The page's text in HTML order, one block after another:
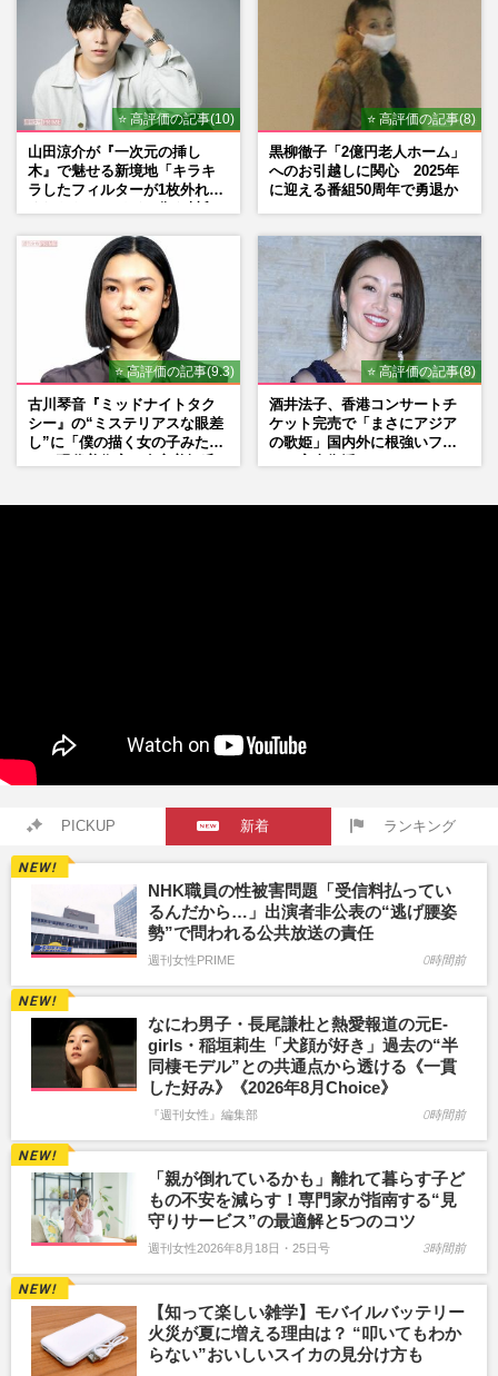
⭐ 高評価の記事(10)
山田涼介が『一次元の挿し
木』で魅せる新境地「キラキ
ラしたフィルターが1枚外れて
⭐ 高評価の記事(8)
黒柳徹子「2億円老人ホーム」
へのお引越しに関心 2025年
に迎える番組50周年で勇退か
⭐ 高評価の記事(9.3)
古川琴音『ミッドナイトタク
シー』の“ミステリアスな眼差
し”に「僕の描く女の子みた
⭐ 高評価の記事(8)
酒井法子、香港コンサートチ
ケット完売で「まさにアジア
の歌姫」国内外に根強いファ
PICKUP 新着 ランキング
NHK職員の性被害問題「受信料払ってい
るんだから…」出演者非公表の“逃げ腰姿
勢”で問われる公共放送の責任
週刊女性PRIME 0時間前
なにわ男子・長尾謙杜と熱愛報道の元E-
girls・稲垣莉生「犬顔が好き」過去の“半
同棲モデル”との共通点から透ける《一貫
した好み》《2026年8月Choice》
『週刊女性』編集部 0時間前
「親が倒れているかも」離れて暮らす子ど
もの不安を減らす！専門家が指南する“見
守りサービス”の最適解と5つのコツ
週刊女性2026年8月18日・25日号 3時間前
【知って楽しい雑学】モバイルバッテリー
火災が夏に増える理由は？ “叩いてもわか
らない”おいしいスイカの見分け方も